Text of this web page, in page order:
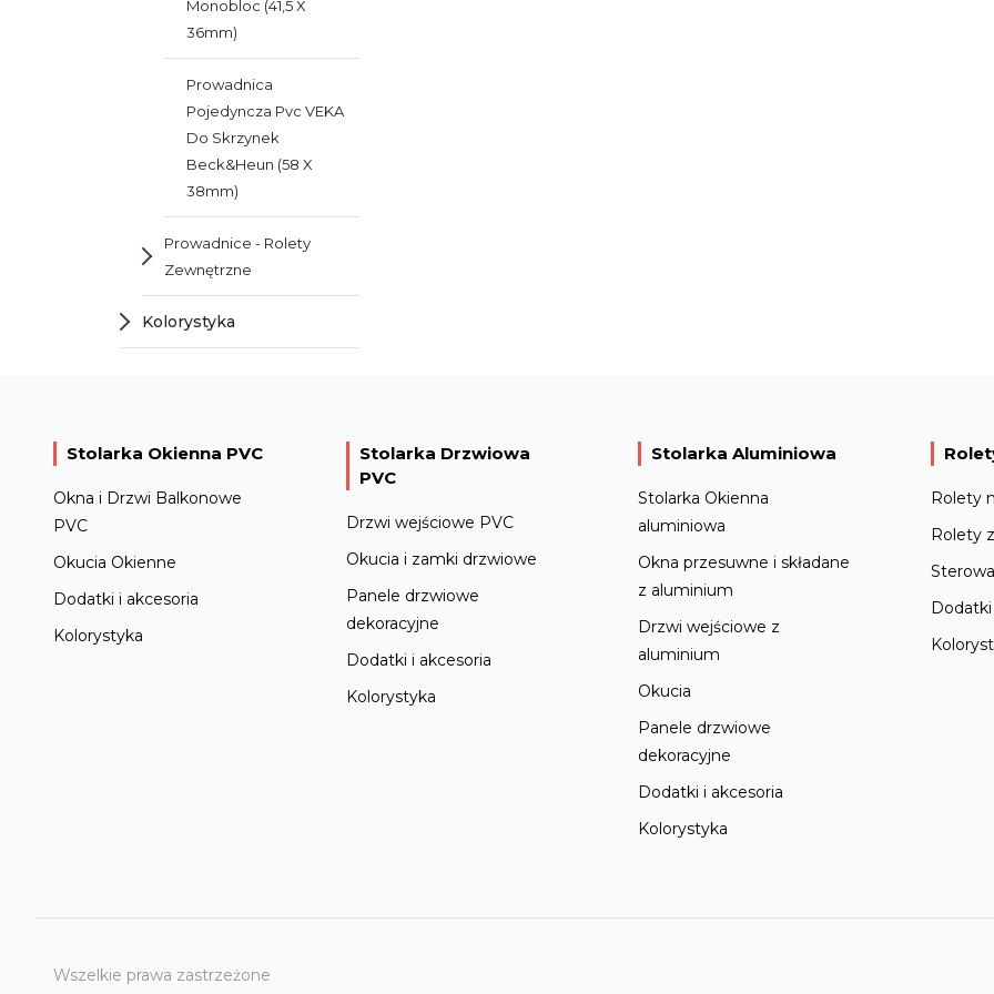
Monobloc (41,5 X
36mm)
Prowadnica
Pojedyncza Pvc VEKA
Do Skrzynek
Beck&Heun (58 X
38mm)
Prowadnice - Rolety
Zewnętrzne
Kolorystyka
Stolarka Okienna PVC
Okna i Drzwi Balkonowe
PVC
Okucia Okienne
Dodatki i akcesoria
Kolorystyka
Stolarka Drzwiowa
PVC
Drzwi wejściowe PVC
Okucia i zamki drzwiowe
Panele drzwiowe
dekoracyjne
Dodatki i akcesoria
Kolorystyka
Stolarka Aluminiowa
Stolarka Okienna
aluminiowa
Okna przesuwne i składane
z aluminium
Drzwi wejściowe z
aluminium
Okucia
Panele drzwiowe
dekoracyjne
Dodatki i akcesoria
Kolorystyka
Rolety
Rolety
Dodatki
Wszelkie prawa zastrzeżone